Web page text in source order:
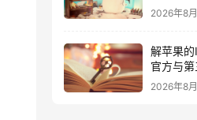
的关键
2026年8
解苹果
官方与
解
2026年8